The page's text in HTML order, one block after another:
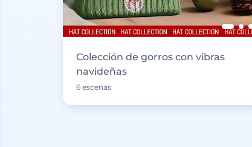
Colección de gorros con vibras
navideñas
6 escenas